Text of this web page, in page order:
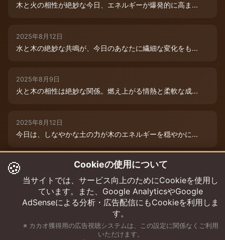
木と火の相性が絶妙な今日、エネルギーが爆発的に高ま...
2025年8月12日
水と木の絶妙な共鳴が、今日のあなたに繊細な変化をも...
2025年8月9日
火と木の相性は絶妙な関係。燃え上がる情熱と柔軟な成...
2025年8月12日
今日は、しなやかな土の力が木のエネルギーを穏やかに...
2025年8月9日
水と木の絶妙な共演が、今日のあなたを特別な輝きで包...
🍪 Cookieの使用について
当サイトでは、サービス向上のためにCookieを使用し
ています。また、Google AnalyticsやGoogle
AdSenseによる分析・広告配信にもCookieを利用しま
す。
※ カカオ獲得用の広告視聴システムは、この設定に関係なくご利用
いただけます。